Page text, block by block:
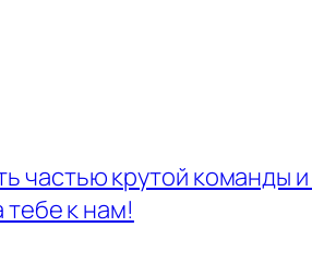
частью крутой команды
тебе к нам!